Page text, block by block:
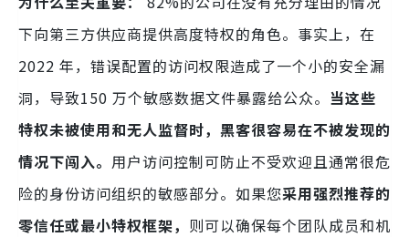
下向第三方供应商提供高度特权的角色。事实上，在
2022 年，错误配置的访问权限造成了一个小的安全漏
洞，导致150 万个敏感数据文件暴露给公众。 当这些
特权未被使用和无人监督时，黑客很容易在不被发现的
情况下闯入。 用户访问控制可防止不受欢迎且通常很危
险的身份访问组织的敏感部分。如果您采用强烈推荐的
零信任或最小特权框架， 则可以确保每个团队成员和机